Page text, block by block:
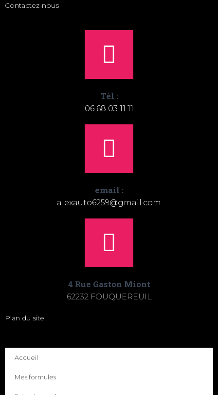
Contactez-nous
Tél :
06 68 03 11 11
email :
alexauto6259@gmail.com
4 Rue Gaston Miont
62232 FOUQUEREUIL
Plan du site
Accueil
Mes formules